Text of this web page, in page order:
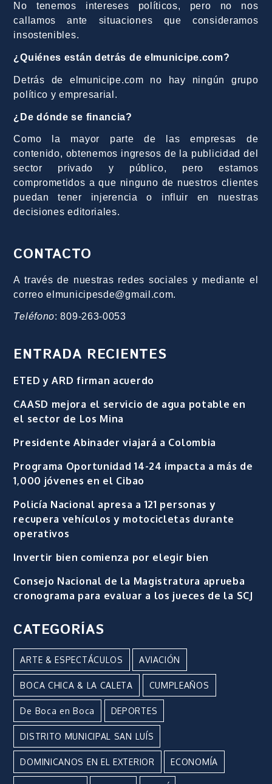
No tenemos intereses políticos, pero no nos
callamos ante situaciones que consideramos
insostenibles.
¿Quiénes están detrás de elmunicipe.com?
Detrás de elmunicipe.com no hay ningún grupo
político y empresarial.
¿De dónde se financia?
Como la mayor parte de las empresas de
contenido, obtenemos ingresos de la publicidad del
sector privado y público, pero estamos
comprometidos a que ninguno de nuestros clientes
puedan tener injerencia o influir en nuestras
decisiones editoriales.
CONTACTO
A través de nuestras redes sociales y mediante el
correo elmunicipesde@gmail.com.
Teléfono: 809-263-0053
ENTRADA RECIENTES
ETED y ARD firman acuerdo
CAASD mejora el servicio de agua potable en
el sector de Los Mina
Presidente Abinader viajará a Colombia
Programa Oportunidad 14-24 impacta a más de
1,000 jóvenes en el Cibao
Policía Nacional apresa a 121 personas y
recupera vehículos y motocicletas durante
operativos
Invertir bien comienza por elegir bien
Consejo Nacional de la Magistratura aprueba
cronograma para evaluar a los jueces de la SCJ
CATEGORÍAS
ARTE & ESPECTÁCULOS AVIACIÓN
BOCA CHICA & LA CALETA CUMPLEAÑOS
De Boca en Boca DEPORTES
DISTRITO MUNICIPAL SAN LUÍS
DOMINICANOS EN EL EXTERIOR ECONOMÍA